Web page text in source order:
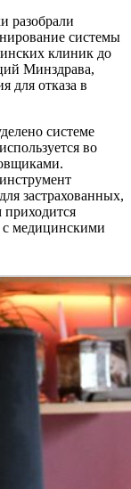
разобрали
системы
клиник до
Минздрава,
для отказа в
системе
во
застрахованных,
приходится
с медицинскими